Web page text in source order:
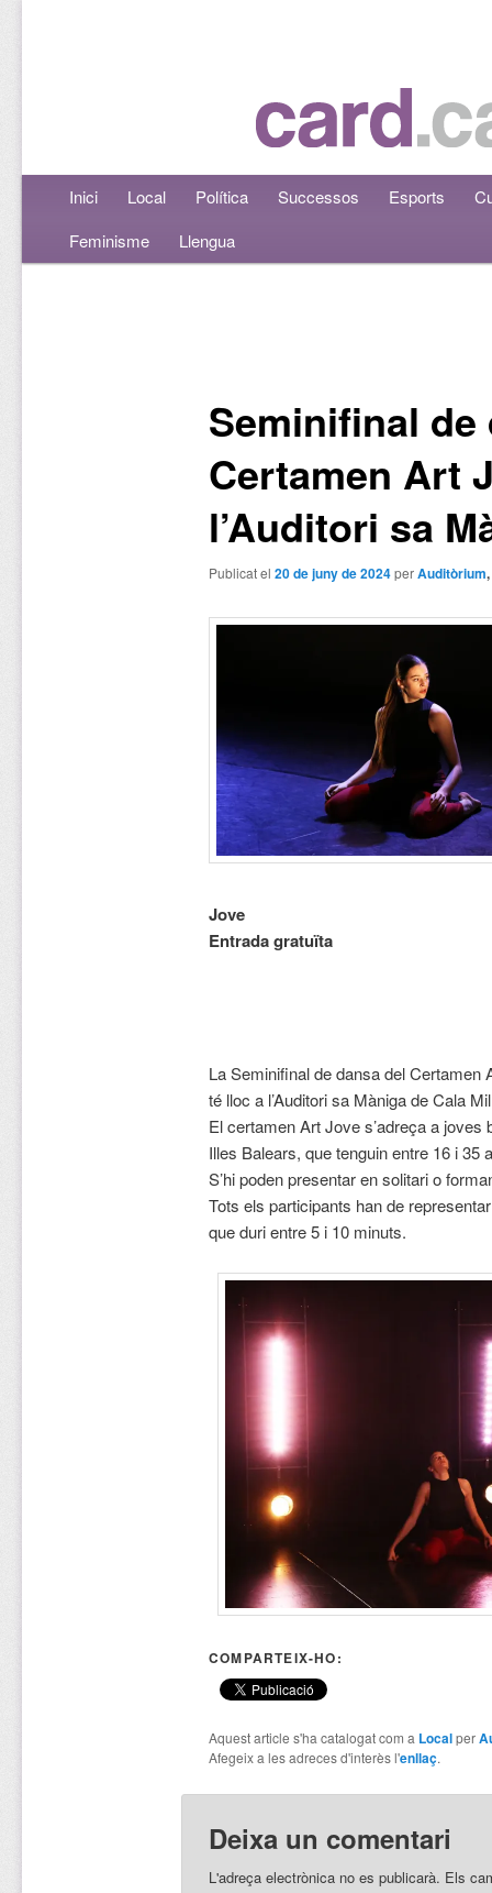
Menú principalAneu al contingut principal
Aneu al contingut secundari
Inici Local Política Successos Esports
Feminisme
Llengua
Seminifinal de
Certamen Art
l’Auditori sa
Publicat el 20 de juny de 2024perAuditòrium
Jove
Entrada gratuïta
La Seminifinal de dansa del Certamen
té lloc a l’Auditori sa Màniga de Cala
El certamen Art Jove s’adreça a
Illes Balears, que tenguin entre 16 i 35
S’hi poden presentar en solitari o
Tots els participants han de
que duri entre 5 i 10 minuts.
COMPARTEIX-HO:
Aquest article s'ha catalogat com a Localper
Afegeix a les adreces d'interès l'enllaç.
Deixa un comentari
L'adreça electrònica no es publicarà. Els